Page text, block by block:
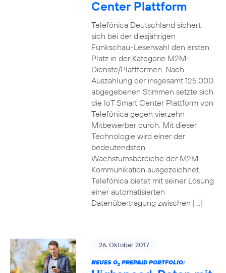
Center Plattform
Telefónica Deutschland sichert
sich bei der diesjährigen
Funkschau-Leserwahl den ersten
Platz in der Kategorie M2M-
Dienste/Plattformen. Nach
Auszählung der insgesamt 125.000
abgegebenen Stimmen setzte sich
die IoT Smart Center Plattform von
Telefónica gegen vierzehn
Mitbewerber durch. Mit dieser
Technologie wird einer der
bedeutendsten
Wachstumsbereiche der M2M-
Kommunikation ausgezeichnet.
Telefónica bietet mit seiner Lösung
einer automatisierten
Datenübertragung zwischen […]
26. Oktober 2017
NEUES O2PREPAID PORTFOLIO: